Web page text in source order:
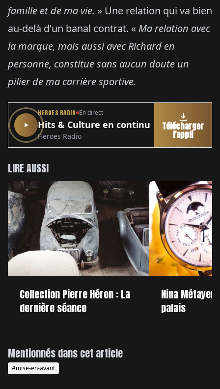
famille et de ma vie. » Une relation qui va bien
au-delà d'un banal contrat. « Ma relation avec
la marque, mais aussi avec Richard en
personne, constitue sans aucun doute un
pilier de ma carrière sportive.
HEROES RADIO En direct
Hits & Culture en continu
Heroes Radio
Télécharger
l'appli
Mentionnés dans cet article
#mise-en-avant
LIRE AUSSI
Collection Pierre Héron : La
dernière séance
Nina Métayer
palais